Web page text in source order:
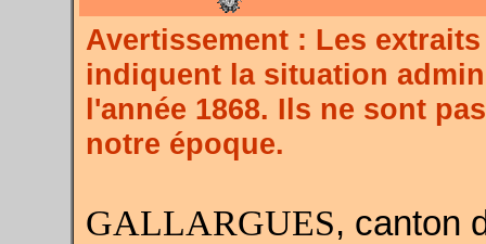
Avertissement : Les
indiquent la situation
l'année 1868. Ils ne sont
notre époque.
GALLARGUES, canton